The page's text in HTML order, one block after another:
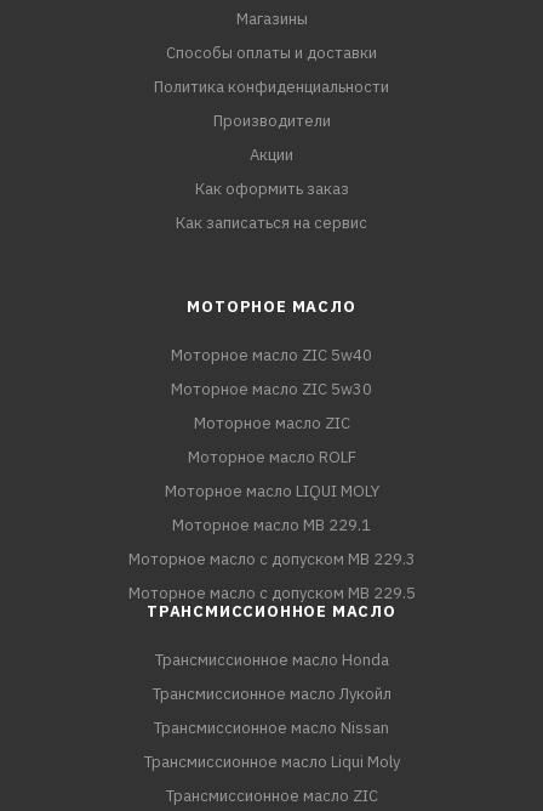
Магазины
Способы оплаты и доставки
Политика конфиденциальности
Производители
Акции
Как оформить заказ
Как записаться на сервис
МОТОРНОЕ МАСЛО
Моторное масло ZIC 5w40
Моторное масло ZIC 5w30
Моторное масло ZIC
Моторное масло ROLF
Моторное масло LIQUI MOLY
Моторное масло MB 229.1
Моторное масло с допуском MB 229.3
Моторное масло с допуском MB 229.5
ТРАНСМИССИОННОЕ МАСЛО
Трансмиссионное масло Honda
Трансмиссионное масло Лукойл
Трансмиссионное масло Nissan
Трансмиссионное масло Liqui Moly
Трансмиссионное масло ZIC